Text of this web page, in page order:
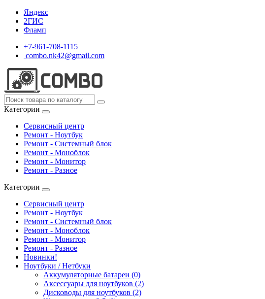
Яндекс
2ГИС
Фламп
+7-961-708-1115
combo.nk42@gmail.com
Категории
Сервисный центр
Ремонт - Ноутбук
Ремонт - Системный блок
Ремонт - Моноблок
Ремонт - Монитор
Ремонт - Разное
Категории
Сервисный центр
Ремонт - Ноутбук
Ремонт - Системный блок
Ремонт - Моноблок
Ремонт - Монитор
Ремонт - Разное
Новинки!
Ноутбуки / Нетбуки
Аккумуляторные батареи (0)
Аксессуары для ноутбуков (2)
Дисководы для ноутбуков (2)